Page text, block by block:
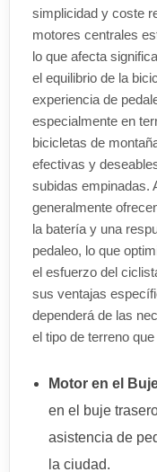
simplicidad y coste
motores centrales
lo que afecta
el equilibrio de la
experiencia de
especialmente en
bicicletas de
efectivas y
subidas empinadas.
generalmente
la batería y una
pedaleo, lo que
el esfuerzo del
sus ventajas
dependerá de las
el tipo de terreno
Motor en el
en el buje
asistencia de
la ciudad.